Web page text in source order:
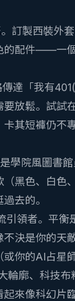
訂製西裝外
的配件——一
達「我有
放鬆。試試
其短褲仍不專
學院風圖書
黑色、白色
去的。
引領者。平衡
不決是你的
或你的AI占星
輪廓、科技
來像科幻片